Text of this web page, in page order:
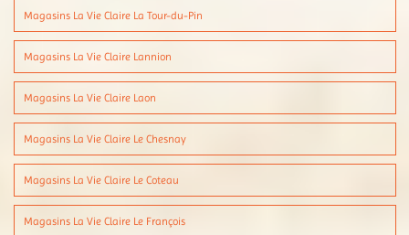
Magasins La Vie Claire La Tour-du-Pin
Magasins La Vie Claire Lannion
Magasins La Vie Claire Laon
Magasins La Vie Claire Le Chesnay
Magasins La Vie Claire Le Coteau
Magasins La Vie Claire Le François